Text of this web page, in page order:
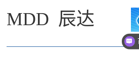
MDD 辰达